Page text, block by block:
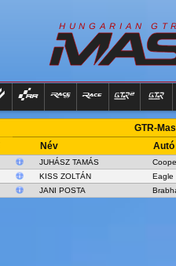
H U N G A R I A N G T
GTR-
Név Autó
JUHÁSZ TAMÁS
KISS ZOLTÁN
Eagle
JANI POSTA